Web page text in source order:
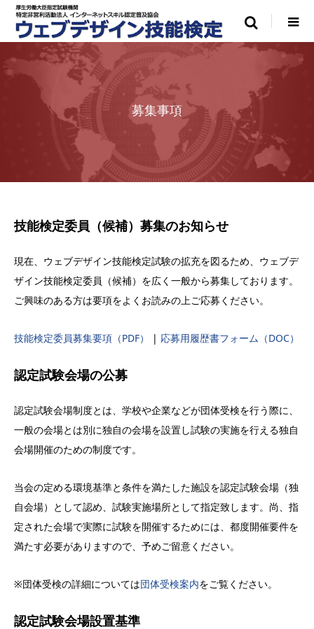
募集事項
技能検定委員（候補）募集のお知らせ
現在、ウェブデザイン技能検定試験の拡充を図るため、ウェブデ
ザイン技能検定委員（候補）を広く一般から募集しております。
ご興味のある方は要項をよくお読みの上ご応募ください。
技能検定委員募集要項（PDF） | 応募用履歴書フォーム（DOC）
認定試験会場の公募
認定試験会場制度とは、学校や企業などが団体受検を行う際に、
一般の会場とは別に独自の会場を設置し試験の実施を行える独自
会場開催のための制度です。
当会の定める環境基準と条件を満たした施設を認定試験会場（独
自会場）として認め、試験実施場所として指定致します。尚、指
定された会場で実際に試験を開催するためには、都度開催要件を
満たす必要がありますので、予めご留意ください。
※団体受検の詳細については団体受検案内をご覧ください。
認定試験会場設置基準